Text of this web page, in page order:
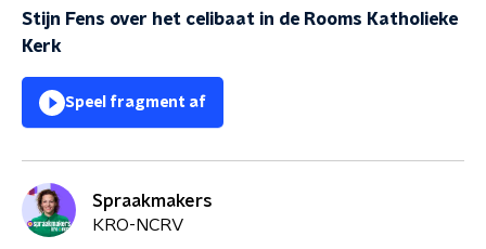
Stijn Fens over het celibaat in de Rooms Katholieke
Kerk
Speel fragment af
Spraakmakers
KRO-NCRV